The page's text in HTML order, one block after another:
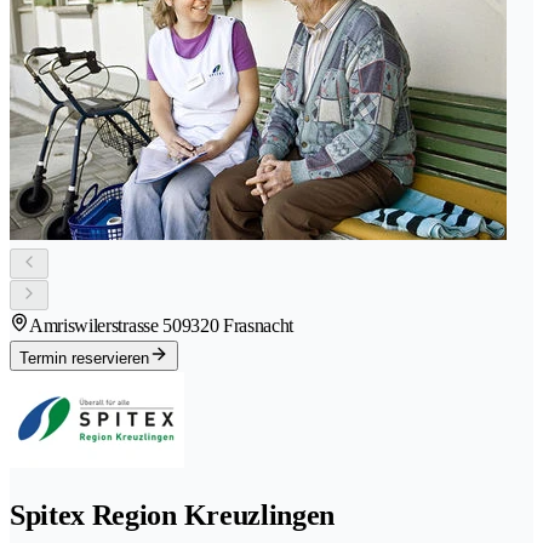
Amriswilerstrasse 509320 Frasnacht
Termin reservieren
Spitex Region Kreuzlingen